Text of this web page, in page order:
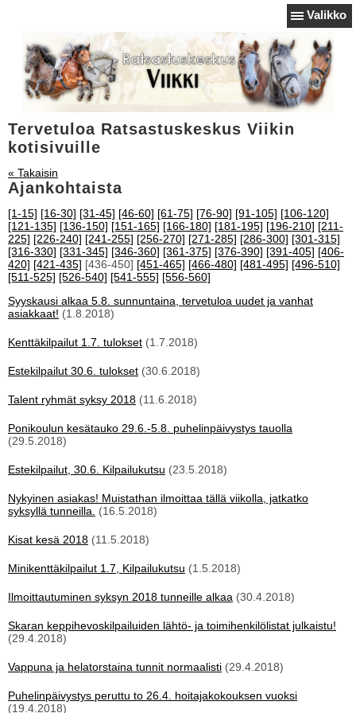
Valikko
Tervetuloa Ratsastuskeskus Viikin
kotisivuille
« Takaisin
Ajankohtaista
[1-15] [16-30] [31-45] [46-60] [61-75] [76-90] [91-105] [106-120]
[121-135] [136-150] [151-165] [166-180] [181-195] [196-210] [211-
225] [226-240] [241-255] [256-270] [271-285] [286-300] [301-315]
[316-330] [331-345] [346-360] [361-375] [376-390] [391-405] [406-
420] [421-435] [436-450] [451-465] [466-480] [481-495] [496-510]
[511-525] [526-540] [541-555] [556-560]
Syyskausi alkaa 5.8. sunnuntaina, tervetuloa uudet ja vanhat
asiakkaat! (1.8.2018)
Kenttäkilpailut 1.7. tulokset (1.7.2018)
Estekilpailut 30.6. tulokset (30.6.2018)
Talent ryhmät syksy 2018 (11.6.2018)
Ponikoulun kesätauko 29.6.-5.8. puhelinpäivystys tauolla
(29.5.2018)
Estekilpailut, 30.6. Kilpailukutsu (23.5.2018)
Nykyinen asiakas! Muistathan ilmoittaa tällä viikolla, jatkatko
syksyllä tunneilla.
(16.5.2018)
Kisat kesä 2018 (11.5.2018)
Minikenttäkilpailut 1.7, Kilpailukutsu (1.5.2018)
Ilmoittautuminen syksyn 2018 tunneille alkaa (30.4.2018)
Skaran keppihevoskilpailuiden lähtö- ja toimihenkilölistat julkaistu!
(29.4.2018)
Vappuna ja helatorstaina tunnit normaalisti (29.4.2018)
Puhelinpäivystys peruttu to 26.4. hoitajakokouksen vuoksi
(19.4.2018)